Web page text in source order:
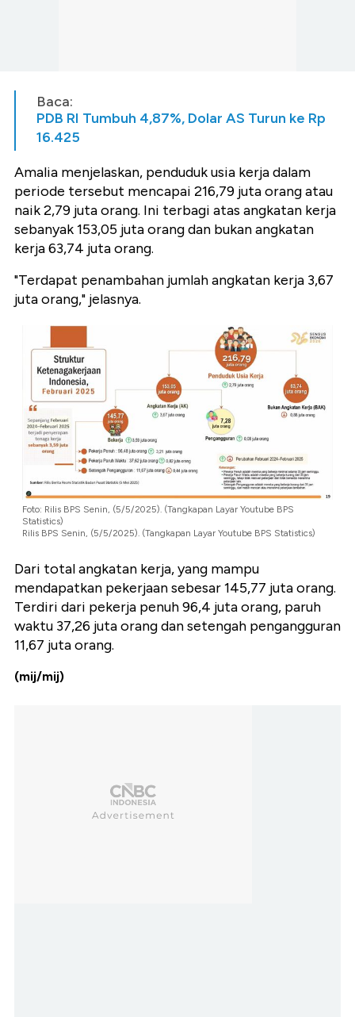
Baca:
PDB RI Tumbuh 4,87%, Dolar AS Turun ke Rp
16.425
Amalia menjelaskan, penduduk usia kerja dalam
periode tersebut mencapai 216,79 juta orang atau
naik 2,79 juta orang. Ini terbagi atas angkatan kerja
sebanyak 153,05 juta orang dan bukan angkatan
kerja 63,74 juta orang.
"Terdapat penambahan jumlah angkatan kerja 3,67
juta orang," jelasnya.
Foto: Rilis BPS Senin, (5/5/2025). (Tangkapan Layar Youtube BPS
Statistics)
Rilis BPS Senin, (5/5/2025). (Tangkapan Layar Youtube BPS Statistics)
Dari total angkatan kerja, yang mampu
mendapatkan pekerjaan sebesar 145,77 juta orang.
Terdiri dari pekerja penuh 96,4 juta orang, paruh
waktu 37,26 juta orang dan setengah pengangguran
11,67 juta orang.
(mij/mij)